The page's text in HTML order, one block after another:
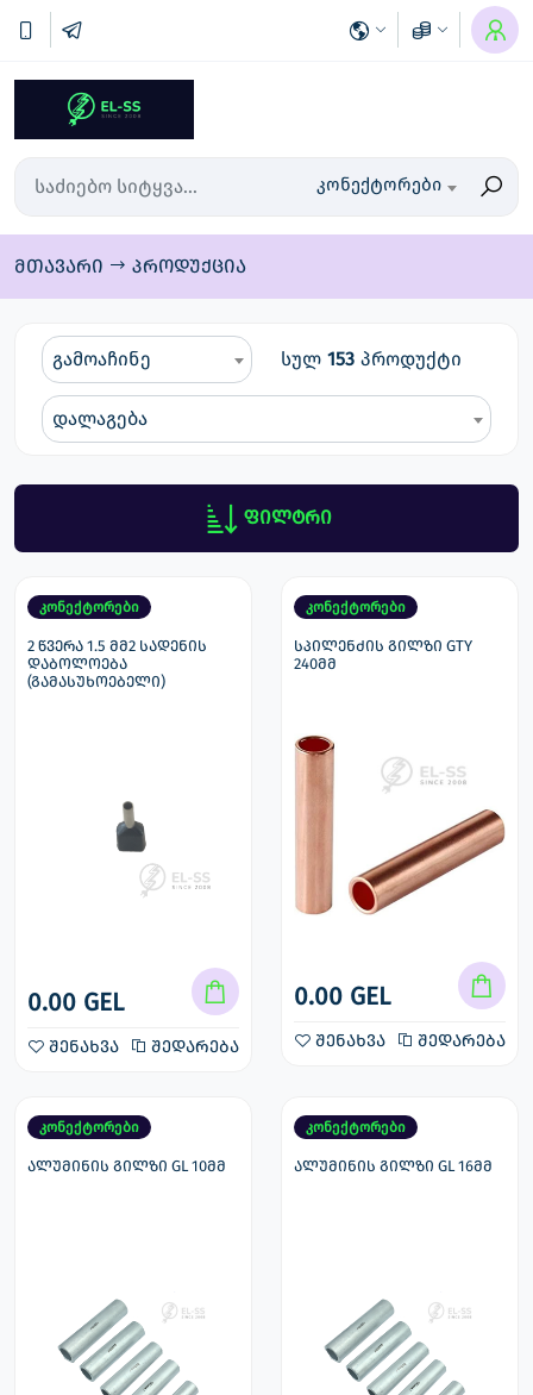
კონექტორები
მთავარი პროდუქცია
გამოაჩინე სულ 153 პროდუქტი
დალაგება
ფილტრი
კონექტორები
2 წვერა 1.5 მმ2 სადენის
დაბოლოება
(გამასუხოებელი)
0.00 GEL
შენახვა შედარება
კონექტორები
სპილენძის გილზი GTY
240მმ
0.00 GEL
შენახვა შედარება
კონექტორები
ალუმინის გილზი GL 10მმ
კონექტორები
ალუმინის გილზი GL 16მმ